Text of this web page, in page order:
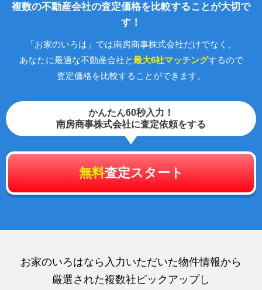
複数の不動産会社の査定価格を比較することが大切で
す！
「お家のいろは」では南房商事株式会社だけでなく、
あなたに最適な不動産会社と最大6社マッチングするので
査定価格を比較することができます。
かんたん60秒入力！
南房商事株式会社に査定依頼をする
無料査定スタート
お家のいろはなら入力いただいた物件情報から
厳選された複数社ピックアップし